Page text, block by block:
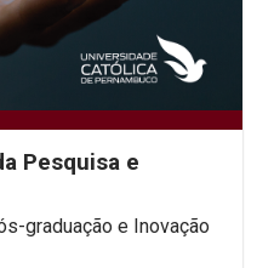
Pesquisa e
graduação e Inovação